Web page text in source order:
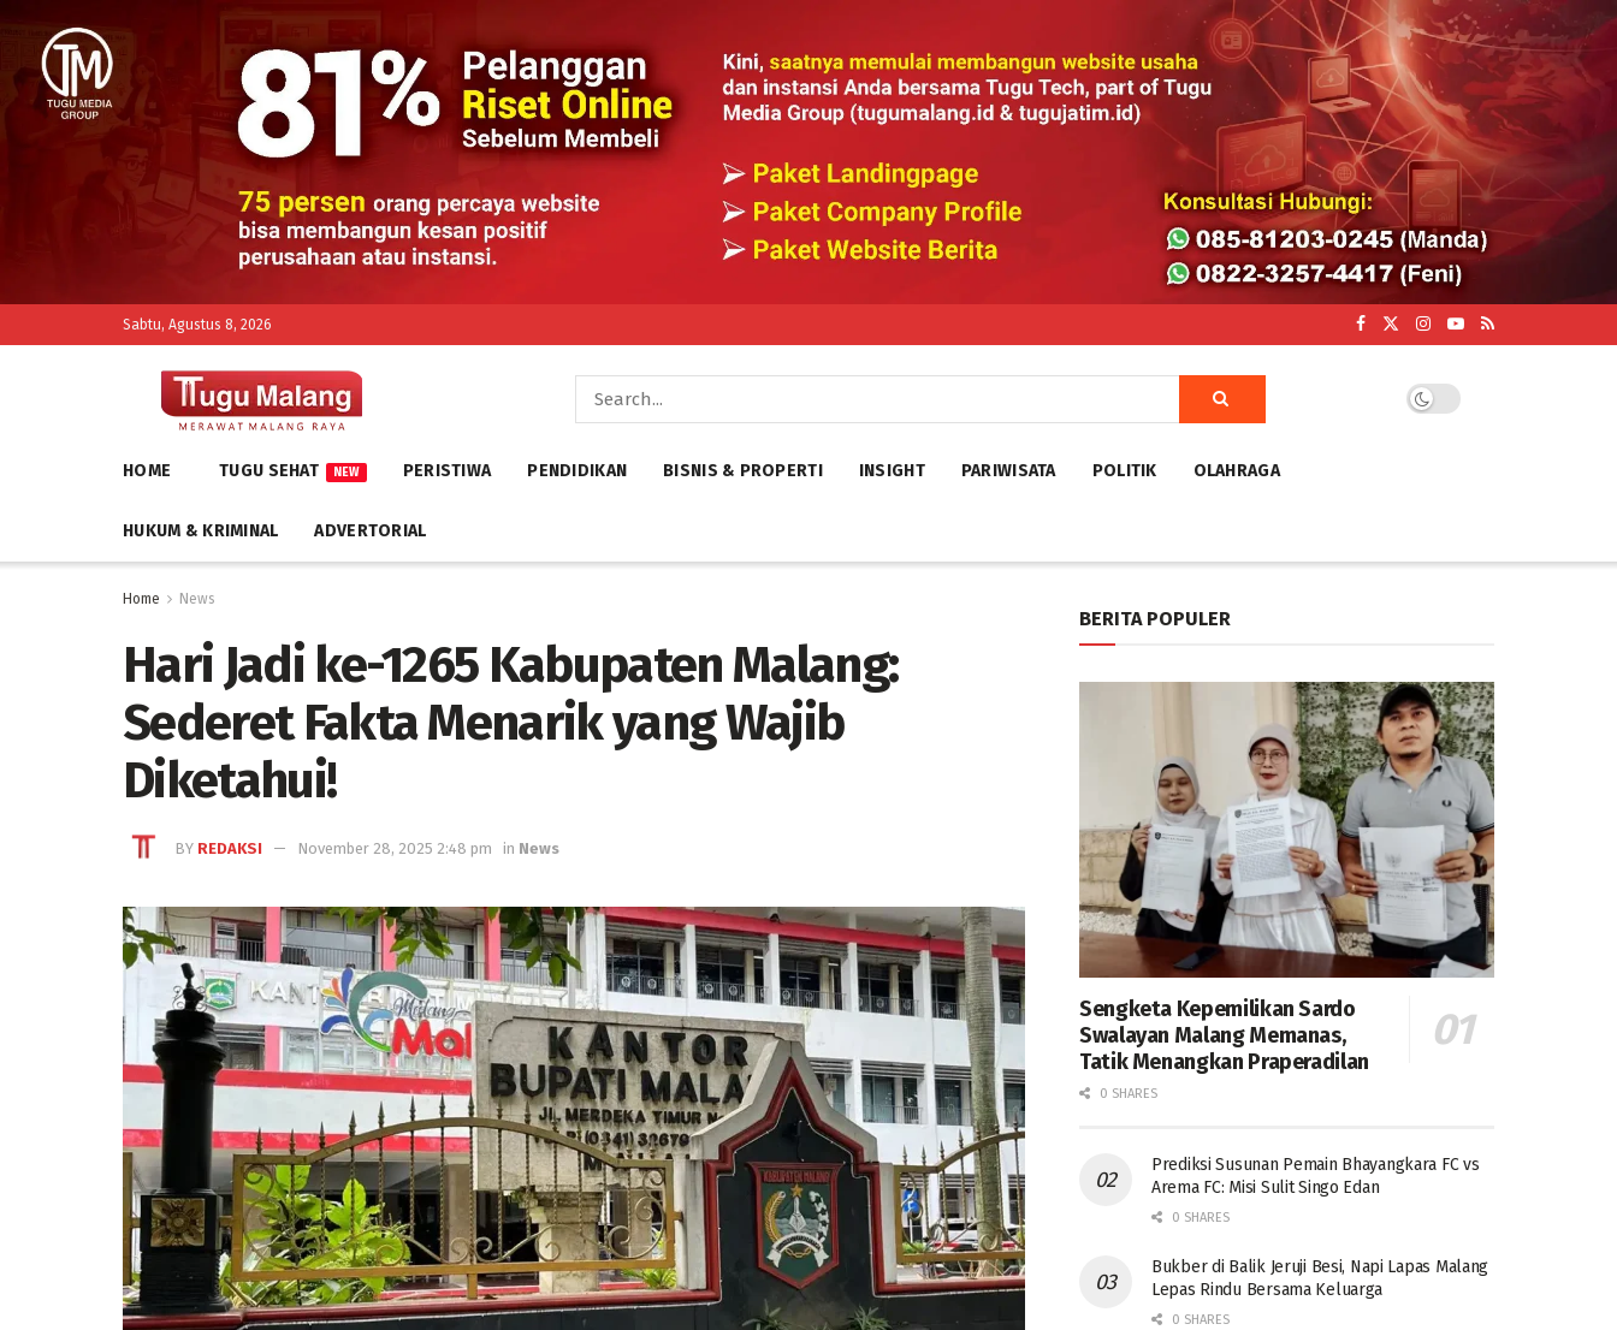
Sabtu, Agustus 8, 2026
HOME TUGU SEHAT NEW PERISTIWA PENDIDIKAN BISNIS & PROPERTI INSIGHT PARIWISATA POLITIK OLAHRAGA
HUKUM & KRIMINAL ADVERTORIAL
Home News
Hari Jadi ke-1265 Kabupaten Malang:
Sederet Fakta Menarik yang Wajib
Diketahui!
BY REDAKSI November 28, 2025 2:48 pm in News
BERITA POPULER
Sengketa Kepemilikan Sardo
Swalayan Malang Memanas,
Tatik Menangkan Praperadilan
0 SHARES
Prediksi Susunan Pemain Bhayangkara FC vs
Arema FC: Misi Sulit Singo Edan
0 SHARES
Bukber di Balik Jeruji Besi, Napi Lapas Malang
Lepas Rindu Bersama Keluarga
0 SHARES